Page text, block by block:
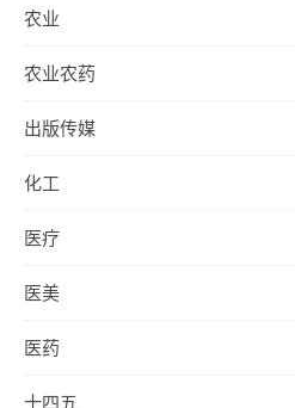
农业
农业农药
出版传媒
化工
医疗
医美
医药
十四五